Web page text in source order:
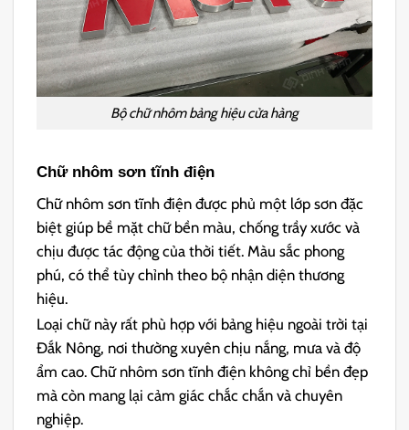
Bộ chữ nhôm bảng hiệu cửa hàng
Chữ nhôm sơn tĩnh điện
Chữ nhôm sơn tĩnh điện được phủ một lớp sơn đặc
biệt giúp bề mặt chữ bền màu, chống trầy xước và
chịu được tác động của thời tiết. Màu sắc phong
phú, có thể tùy chỉnh theo bộ nhận diện thương
hiệu.
Loại chữ này rất phù hợp với bảng hiệu ngoài trời tại
Đắk Nông, nơi thường xuyên chịu nắng, mưa và độ
ẩm cao. Chữ nhôm sơn tĩnh điện không chỉ bền đẹp
mà còn mang lại cảm giác chắc chắn và chuyên
nghiệp.